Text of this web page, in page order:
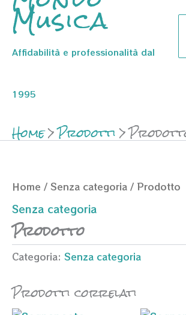
Musica
Affidabilità e professionalità dal
1995
Home Prodotti
Home / Senza categoria / Prodotto
Senza categoria
Prodotto
Categoria: Senza categoria
Prodotti correlati